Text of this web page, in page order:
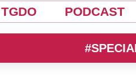
TGDO PODCAST